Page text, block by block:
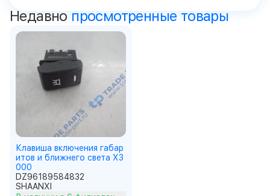
Недавно просмотренные товары
Клавиша включения габар
итов и ближнего света X3
000
DZ96189584832
SHAANXI